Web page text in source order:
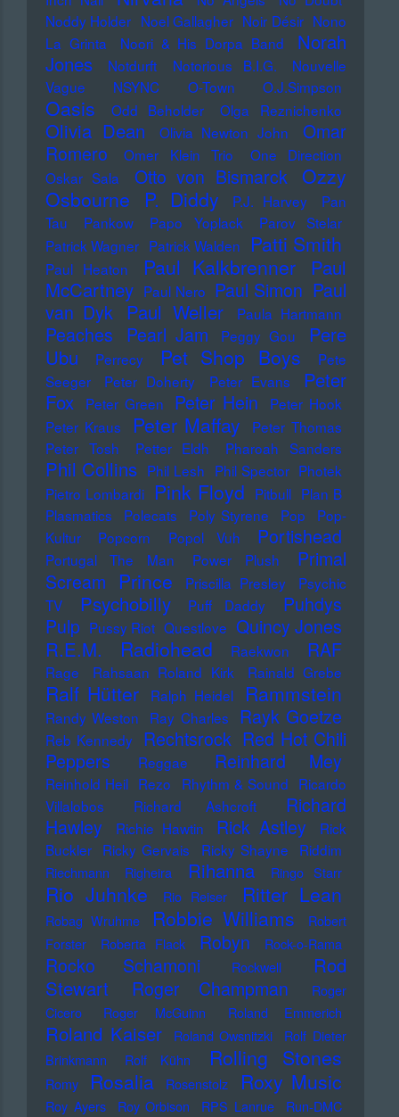
Noddy Holder Noel Gallagher Noir Désir Nono
La Grinta
Noori & His Dorpa Band
Norah
Jones
Notdurft Notorious B.I.G.
Nouvelle
Vague
NSYNC O-Town O.J.Simpson
Oasis Odd Beholder Olga Reznichenko
Olivia Dean Olivia Newton John
Omar
Romero
Omer Klein Trio
One Direction
Oskar Sala
Otto von Bismarck Ozzy
Osbourne
P. Diddy P.J. Harvey
Pan
Tau
Pankow Papo Yoplack
Parov Stelar
Patrick Wagner Patrick Walden Patti Smith
Paul Heaton Paul Kalkbrenner
Paul
McCartney Paul Nero Paul Simon Paul
van Dyk Paul Weller Paula Hartmann
Peaches Pearl Jam Peggy Gou
Pere
Ubu
Perrecy Pet Shop Boys
Pete
Seeger
Peter Doherty Peter Evans
Peter
Fox
Peter Green Peter Hein
Peter Hook
Peter Kraus
Peter Maffay
Peter Thomas
Peter Tosh
Petter Eldh Pharoah Sanders
Phil Collins Phil Lesh Phil Spector Photek
Pietro Lombardi
Pink Floyd Pitbull Plan B
Plasmatics
Polecats Poly Styrene Pop
Pop-
Kultur
Popcorn Popol Vuh Portishead
Portugal The Man Power Plush
Primal
Scream
Prince Priscilla Presley
Psychic
TV
Psychobilly Puff Daddy
Puhdys
Pulp Pussy Riot Questlove Quincy Jones
R.E.M. Radiohead Raekwon RAF
Rage Rahsaan Roland Kirk Rainald Grebe
Ralf Hütter Ralph Heidel Rammstein
Randy Weston Ray Charles Rayk Goetze
Reb Kennedy Rechtsrock Red Hot Chili
Peppers
Reggae Reinhard Mey
Reinhold Heil Rezo Rhythm & Sound Ricardo
Villalobos
Richard Ashcroft
Richard
Hawley
Richie Hawtin Rick Astley
Rick
Buckler
Ricky Gervais Ricky Shayne Riddim
Riechmann Righeira Rihanna Ringo Starr
Rio Juhnke Rio Reiser Ritter Lean
Robag Wruhme Robbie Williams
Robert
Forster
Roberta Flack Robyn Rock-o-Rama
Rocko Schamoni Rockwell
Rod
Stewart
Roger Champman
Roger
Cicero
Roger McGuinn Roland Emmerich
Roland Kaiser Roland Owsnitzki
Rolf Dieter
Brinkmann
Rolf Kühn Rolling Stones
Romy Rosalia Rosenstolz Roxy Music
Roy Ayers Roy Orbison RPS Lanrue
Run-DMC